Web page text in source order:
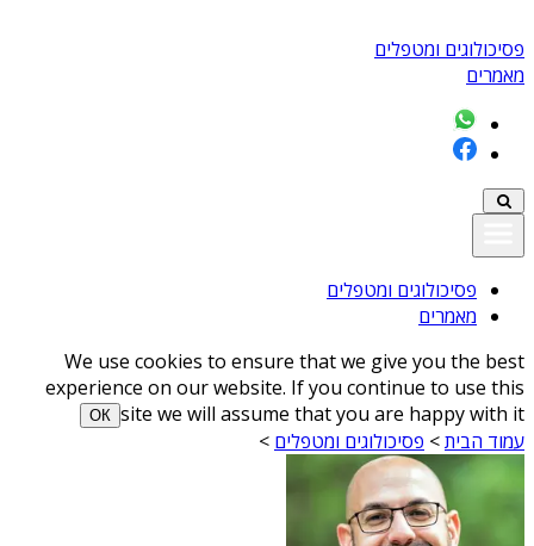
פסיכולוגים ומטפלים
מאמרים
פסיכולוגים ומטפלים
מאמרים
We use cookies to ensure that we give you the best
experience on our website. If you continue to use this
site we will assume that you are happy with it
ОК
עמוד הבית> פסיכולוגים ומטפלים >